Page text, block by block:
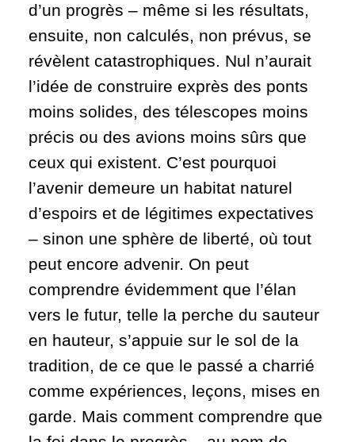
d’un progrès – même si les résultats,
ensuite, non calculés, non prévus, se
révèlent catastrophiques. Nul n’aurait
l’idée de construire exprès des ponts
moins solides, des télescopes moins
précis ou des avions moins sûrs que
ceux qui existent. C’est pourquoi
l’avenir demeure un habitat naturel
d’espoirs et de légitimes expectatives
– sinon une sphère de liberté, où tout
peut encore advenir. On peut
comprendre évidemment que l’élan
vers le futur, telle la perche du sauteur
en hauteur, s’appuie sur le sol de la
tradition, de ce que le passé a charrié
comme expériences, leçons, mises en
garde. Mais comment comprendre que